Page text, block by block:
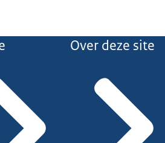
Over deze site